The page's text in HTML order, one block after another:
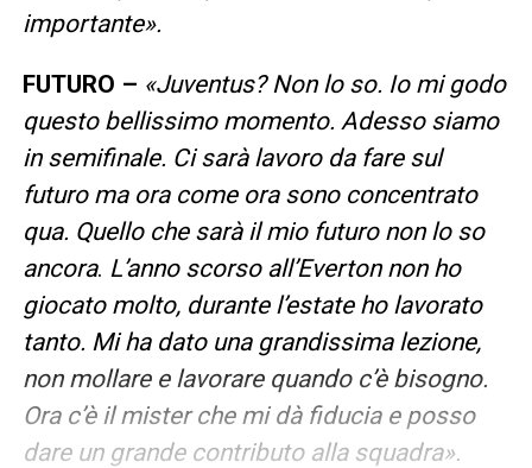
importante».
FUTURO – «Juventus? Non lo so. Io mi godo
questo bellissimo momento. Adesso siamo
in semifinale. Ci sarà lavoro da fare sul
futuro ma ora come ora sono concentrato
qua. Quello che sarà il mio futuro non lo so
ancora. L’anno scorso all’Everton non ho
giocato molto, durante l’estate ho lavorato
tanto. Mi ha dato una grandissima lezione,
non mollare e lavorare quando c’è bisogno.
Ora c’è il mister che mi dà fiducia e posso
dare un grande contributo alla squadra».